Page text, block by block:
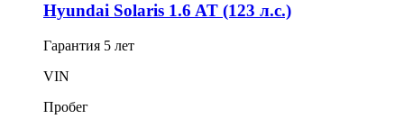
Hyundai Solaris 1.6 AT (123 л.с.)
Гарантия 5 лет
VIN
Пробег